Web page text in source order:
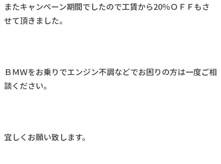
またキャンペーン期間でしたので工賃から20％ＯＦＦもさ
せて頂きました。
ＢＭＷをお乗りでエンジン不調などでお困りの方は一度ご相
談ください。
宜しくお願い致します。